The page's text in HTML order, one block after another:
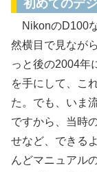
初めてのデ
NikonのD100
然横目で見なが
っと後の2004年
を手にして、こ
た。でも、いま
ですから、当時
せなど、できる
んどマニュアル